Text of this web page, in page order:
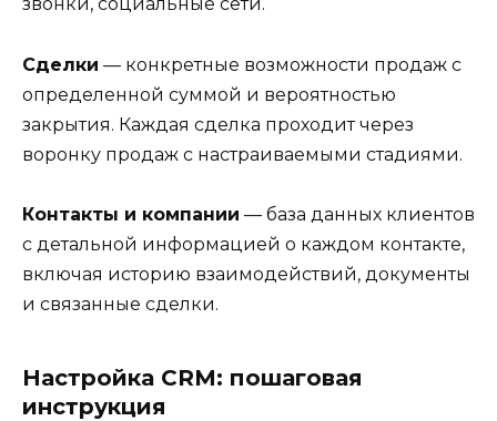
звонки, социальные сети.
Сделки — конкретные возможности продаж с
определенной суммой и вероятностью
закрытия. Каждая сделка проходит через
воронку продаж с настраиваемыми стадиями.
Контакты и компании — база данных клиентов
с детальной информацией о каждом контакте,
включая историю взаимодействий, документы
и связанные сделки.
Настройка CRM: пошаговая
инструкция